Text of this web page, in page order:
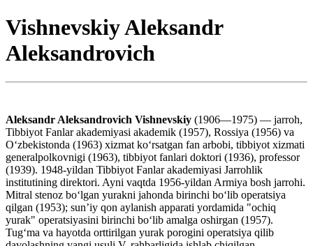
Vishnevskiy Aleksandr
Aleksandrovich
Aleksandr Aleksandrovich Vishnevskiy (1906—1975) — jarroh,
Tibbiyot Fanlar akademiyasi akademik (1957), Rossiya (1956) va
Oʻzbekistonda (1963) xizmat koʻrsatgan fan arbobi, tibbiyot xizmati
generalpolkovnigi (1963), tibbiyot fanlari doktori (1936), professor
(1939). 1948-yildan Tibbiyot Fanlar akademiyasi Jarrohlik
institutining direktori. Ayni vaqtda 1956-yildan Armiya bosh jarrohi.
Mitral stenoz boʻlgan yurakni jahonda birinchi boʻlib operatsiya
qilgan (1953); sunʼiy qon aylanish apparati yordamida "ochiq
yurak" operatsiyasini birinchi boʻlib amalga oshirgan (1957).
Tugʻma va hayotda orttirilgan yurak porogini operatsiya qilib